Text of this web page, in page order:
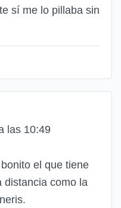
sí me lo pillaba sin
las 10:49
el que tiene
distancia como la